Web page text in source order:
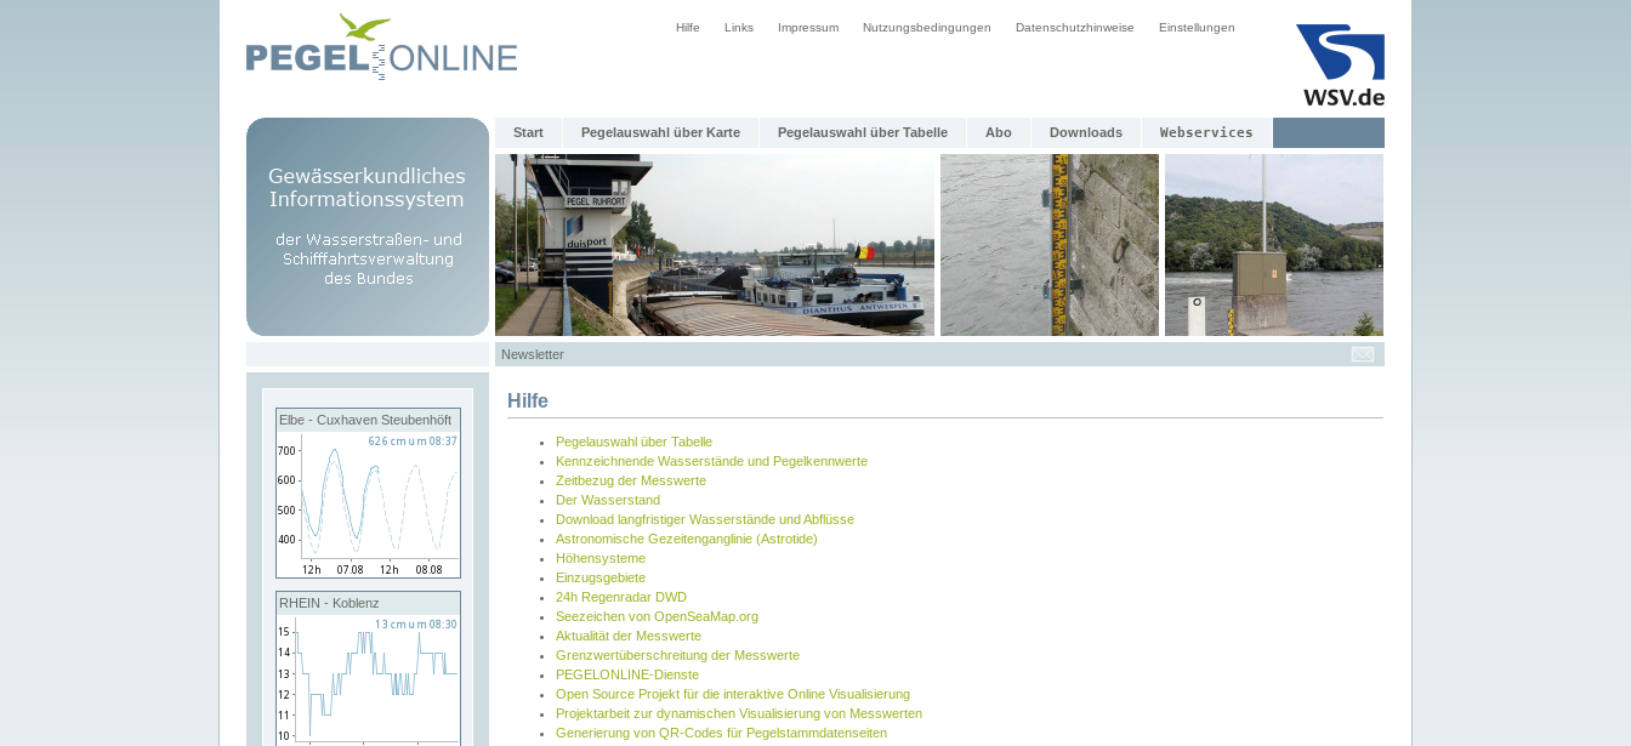
Hilfe Links Impressum Nutzungsbedingungen Datenschutzhinweise Einstellungen
Start Pegelauswahl über Karte Pegelauswahl über Tabelle Abo Downloads Webservices
Newsletter
Elbe - Cuxhaven Steubenhöft
RHEIN - Koblenz
Hilfe
Pegelauswahl über Tabelle
Kennzeichnende Wasserstände und Pegelkennwerte
Zeitbezug der Messwerte
Der Wasserstand
Download langfristiger Wasserstände und Abflüsse
Astronomische Gezeitenganglinie (Astrotide)
Höhensysteme
Einzugsgebiete
24h Regenradar DWD
Seezeichen von OpenSeaMap.org
Aktualität der Messwerte
Grenzwertüberschreitung der Messwerte
PEGELONLINE-Dienste
Open Source Projekt für die interaktive Online Visualisierung
Projektarbeit zur dynamischen Visualisierung von Messwerten
Generierung von QR-Codes für Pegelstammdatenseiten